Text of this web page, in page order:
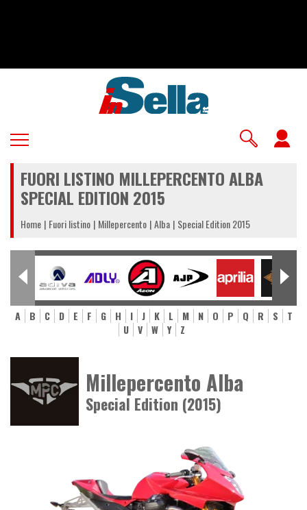
FUORI LISTINO MILLEPERCENTO ALBA
SPECIAL EDITION 2015
Home Fuori listino Millepercento Alba Special Edition 2015
A B C D E F G H I J K L M N O P Q R S
T
U
V W Y Z
Millepercento Alba
Special Edition (2015)